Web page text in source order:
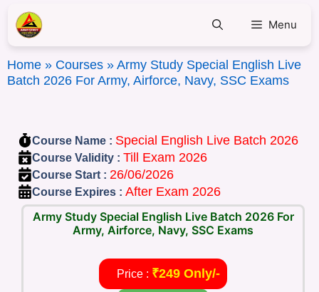
Menu
Home » Courses » Army Study Special English Live
Batch 2026 For Army, Airforce, Navy, SSC Exams
Course Name : Special English Live Batch 2026
Course Validity : Till Exam 2026
Course Start : 26/06/2026
Course Expires : After Exam 2026
Army Study Special English Live Batch 2026 For
Army, Airforce, Navy, SSC Exams
Price : ₹249 Only/-